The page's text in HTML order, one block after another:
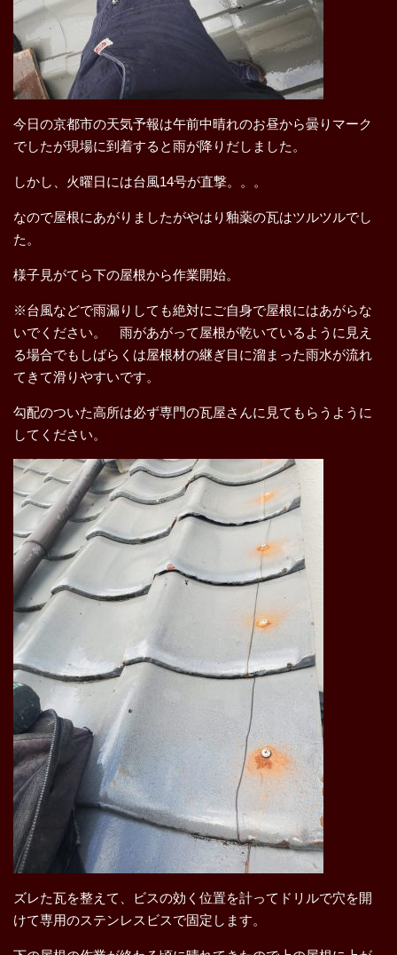
今日の京都市の天気予報は午前中晴れのお昼から曇りマーク
でしたが現場に到着すると雨が降りだしました。
しかし、火曜日には台風14号が直撃。。。
なので屋根にあがりましたがやはり釉薬の瓦はツルツルでし
た。
様子見がてら下の屋根から作業開始。
※台風などで雨漏りしても絶対にご自身で屋根にはあがらな
いでください。 雨があがって屋根が乾いているように見え
る場合でもしばらくは屋根材の継ぎ目に溜まった雨水が流れ
てきて滑りやすいです。
勾配のついた高所は必ず専門の瓦屋さんに見てもらうように
してください。
ズレた瓦を整えて、ビスの効く位置を計ってドリルで穴を開
けて専用のステンレスビスで固定します。